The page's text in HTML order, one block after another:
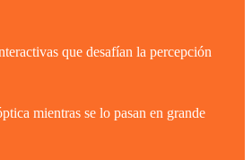
que desafían la percepción
mientras se lo pasan en grande